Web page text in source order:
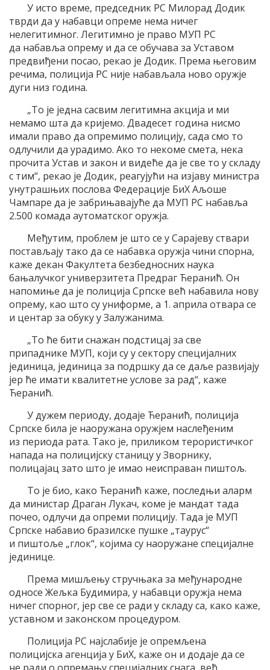
У исто време, председник РС Милорад Додик
тврди да у набавци опреме нема ничег
нелегитимног. Легитимно је право МУП РС
да набавља опрему и да се обучава за Уставом
предвиђени посао, рекао је Додик. Према његовим
речима, полиција РС није набављала ново оружје
дуги низ година.
„То је једна сасвим легитимна акција и ми
немамо шта да кријемо. Двадесет година нисмо
имали право да опремимо полицију, сада смо то
одлучили да урадимо. Ако то некоме смета, нека
прочита Устав и закон и видеће да је све то у складу
с тим“, рекао је Додик, реагујући на изјаву министра
унутрашњих послова Федерације БиХ Аљоше
Чампаре да је забрињавајуће да МУП РС набавља
2.500 комада аутоматског оружја.
Међутим, проблем је што се у Сарајеву ствари
постављају тако да се набавка оружја чини спорна,
каже декан Факултета безбедносних наука
бањалучког универзитета Предраг Ћеранић. Он
напомиње да је полиција Српске већ набавила нову
опрему, као што су униформе, а 1. априла отвара се
и центар за обуку у Залужанима.
„То ће бити снажан подстицај за све
припаднике МУП, који су у сектору специјалних
јединица, јединица за подршку да се даље развијају
јер ће имати квалитетне услове за рад“, каже
Ћеранић.
У дужем периоду, додаје Ћеранић, полиција
Српске била је наоружана оружјем наслеђеним
из периода рата. Тако је, приликом терористичког
напада на полицијску станицу у Зворнику,
полицајац зато што је имао неисправан пиштољ.
То је био, како Ћеранић каже, последњи аларм
да министар Драган Лукач, коме је мандат тада
почео, одлучи да опреми полицију. Тада је МУП
Српске набавио бразилске пушке „таурус“
и пиштоље „глок“, којима су наоружане специјалне
јединице.
Према мишљењу стручњака за међународне
односе Жељка Будимира, у набавци оружја нема
ничег спорног, јер све се ради у складу са, како каже,
уставном и законском процедуром.
Полиција РС најслабије је опремљена
полицијска агенција у БиХ, каже он и додаје да се